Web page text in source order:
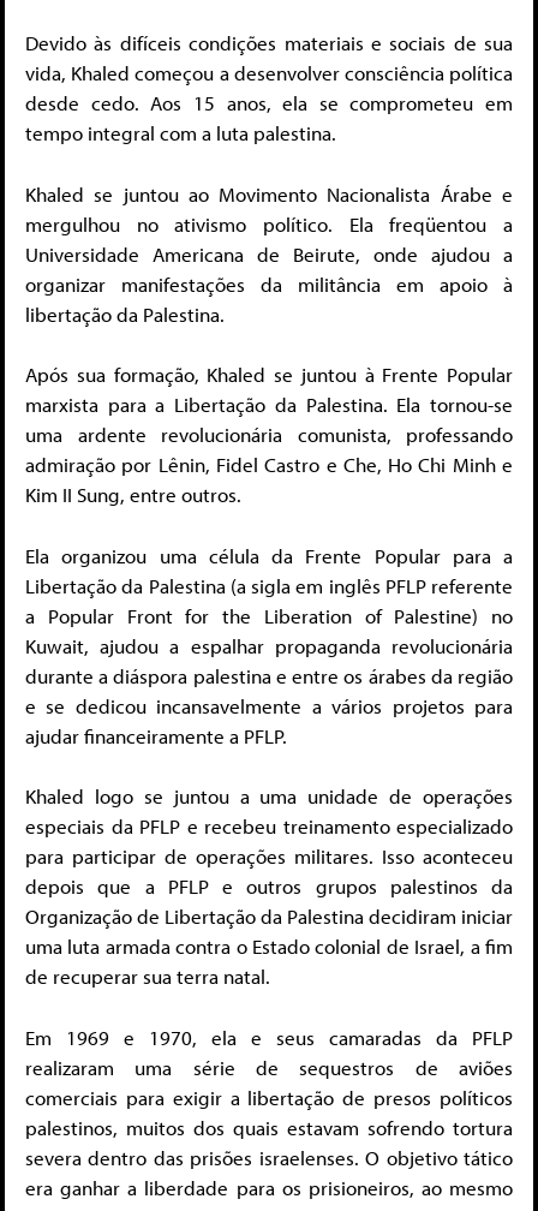
Devido às difíceis condições materiais e sociais de sua
vida, Khaled começou a desenvolver consciência política
desde cedo. Aos 15 anos, ela se comprometeu em
tempo integral com a luta palestina.
Khaled se juntou ao Movimento Nacionalista Árabe e
mergulhou no ativismo político. Ela freqüentou a
Universidade Americana de Beirute, onde ajudou a
organizar manifestações da militância em apoio à
libertação da Palestina.
Após sua formação, Khaled se juntou à Frente Popular
marxista para a Libertação da Palestina. Ela tornou-se
uma ardente revolucionária comunista, professando
admiração por Lênin, Fidel Castro e Che, Ho Chi Minh e
Kim II Sung, entre outros.
Ela organizou uma célula da Frente Popular para a
Libertação da Palestina (a sigla em inglês PFLP referente
a Popular Front for the Liberation of Palestine) no
Kuwait, ajudou a espalhar propaganda revolucionária
durante a diáspora palestina e entre os árabes da região
e se dedicou incansavelmente a vários projetos para
ajudar financeiramente a PFLP.
Khaled logo se juntou a uma unidade de operações
especiais da PFLP e recebeu treinamento especializado
para participar de operações militares. Isso aconteceu
depois que a PFLP e outros grupos palestinos da
Organização de Libertação da Palestina decidiram iniciar
uma luta armada contra o Estado colonial de Israel, a fim
de recuperar sua terra natal.
Em 1969 e 1970, ela e seus camaradas da PFLP
realizaram uma série de sequestros de aviões
comerciais para exigir a libertação de presos políticos
palestinos, muitos dos quais estavam sofrendo tortura
severa dentro das prisões israelenses. O objetivo tático
era ganhar a liberdade para os prisioneiros, ao mesmo